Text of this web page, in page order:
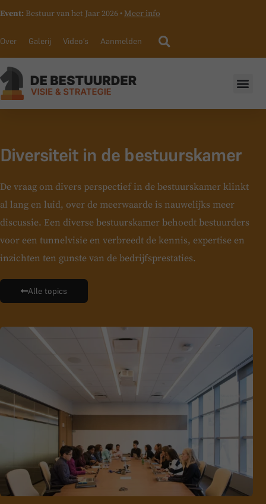
Event: Bestuur van het Jaar 2026 • Meer info
Over Galerij Video’s Aanmelden
Diversiteit in de bestuurskamer
De vraag om divers perspectief in de bestuurskamer klinkt
al lang en luid, over de meerwaarde is nauwelijks meer
discussie. Een diverse bestuurskamer behoedt bestuurders
voor een tunnelvisie en verbreedt de kennis, expertise en
inzichten ten gunste van de bedrijfsprestaties.
Alle topics